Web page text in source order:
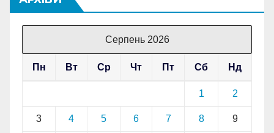
Серпень 2026
Пн Вт Ср Чт Пт Сб Нд
1 2
3 4 5 6 7 8 9